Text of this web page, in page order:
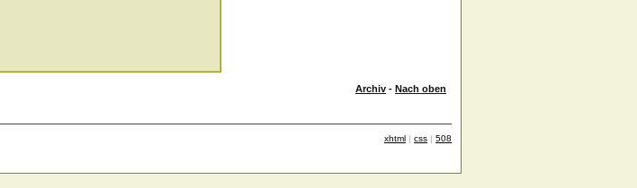
Archiv - Nach oben
xhtml | css | 508